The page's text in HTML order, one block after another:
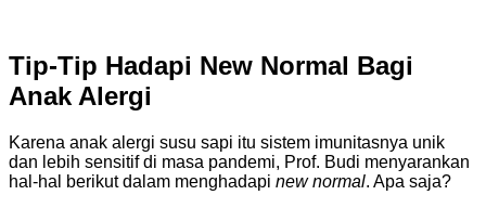
Tip-Tip Hadapi New Normal Bagi
Anak Alergi
Karena anak alergi susu sapi itu sistem imunitasnya unik
dan lebih sensitif di masa pandemi, Prof. Budi menyarankan
hal-hal berikut dalam menghadapi new normal. Apa saja?